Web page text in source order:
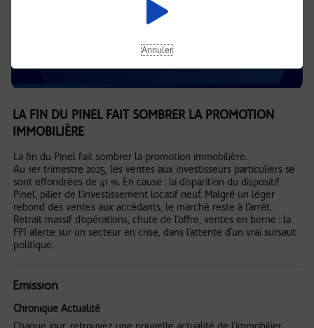
LA FIN DU PINEL FAIT SOMBRER LA PROMOTION
IMMOBILIÈRE
La fin du Pinel fait sombrer la promotion immobilière.
Au 1er trimestre 2025, les ventes aux investisseurs particuliers se
sont effondrées de 41 %. En cause : la disparition du dispositif
Pinel, pilier de l’investissement locatif neuf. Malgré un léger
rebond des ventes aux accédants, le marché reste à l’arrêt.
Retrait massif d’opérations, chute de l’offre, ventes en berne : la
FPI alerte sur un secteur en crise, dans l’attente d’un vrai sursaut
politique.
Emission
Chronique Actualité
Annuler